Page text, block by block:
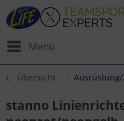
Menü
Übersicht
stanno